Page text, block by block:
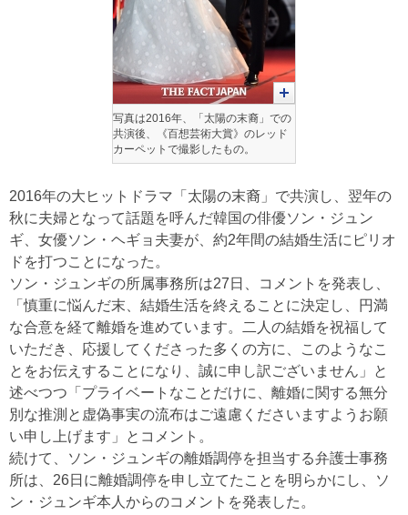
写真は2016年、「太陽の末裔」での
共演後、《百想芸術大賞》のレッド
カーペットで撮影したもの。
2016年の大ヒットドラマ「太陽の末裔」で共演し、翌年の
秋に夫婦となって話題を呼んだ韓国の俳優ソン・ジュン
ギ、女優ソン・ヘギョ夫妻が、約2年間の結婚生活にピリオ
ドを打つことになった。
ソン・ジュンギの所属事務所は27日、コメントを発表し、
「慎重に悩んだ末、結婚生活を終えることに決定し、円満
な合意を経て離婚を進めています。二人の結婚を祝福して
いただき、応援してくださった多くの方に、このようなこ
とをお伝えすることになり、誠に申し訳ございません」と
述べつつ「プライベートなことだけに、離婚に関する無分
別な推測と虚偽事実の流布はご遠慮くださいますようお願
い申し上げます」とコメント。
続けて、ソン・ジュンギの離婚調停を担当する弁護士事務
所は、26日に離婚調停を申し立てたことを明らかにし、ソ
ン・ジュンギ本人からのコメントを発表した。